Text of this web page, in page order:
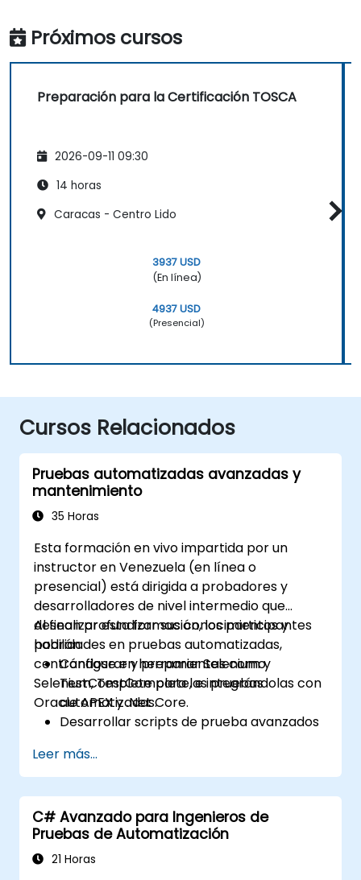
Próximos cursos
Preparación para la Certificación TOSCA
2026-09-11 09:30
14 horas
Caracas - Centro Lido
3937 USD
(En línea)
4937 USD
(Presencial)
Cursos Relacionados
Pruebas automatizadas avanzadas y
mantenimiento
35 Horas
Esta formación en vivo impartida por un
instructor en Venezuela (en línea o
presencial) está dirigida a probadores y
desarrolladores de nivel intermedio que
desean profundizar sus conocimientos y
habilidades en pruebas automatizadas,
centrándose en herramientas como
Selenium, TestComplete, e integrándolas con
Oracle APEX y .Net Core.
Al finalizar esta formación, los participantes
podrán:
Configurar y preparar Selenium y
TestComplete para las pruebas
automatizadas.
Desarrollar scripts de prueba avanzados
Integrar las pruebas automatizadas con
aplicaciones de Oracle APEX y .Net Core.
Aplicar técnicas de aprendizaje
automático para mejorar la
automatización de las pruebas.
Realizar una transición efectiva desde las
Leer más...
C# Avanzado para Ingenieros de
Pruebas de Automatización
21 Horas